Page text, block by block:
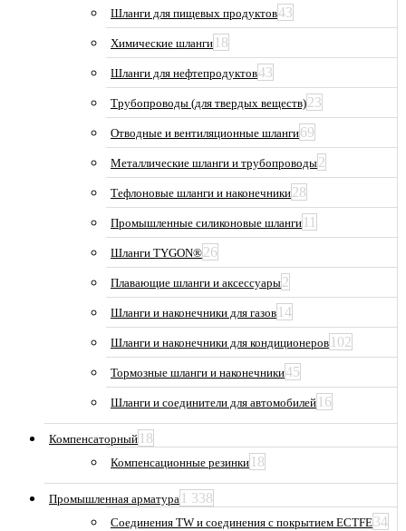
Шланги для пищевых продуктов43
Химические шланги 18
Шланги для нефтепродуктов43
Трубопроводы (для твердых веществ)23
Отводные и вентиляционные шланги69
Металлические шланги и трубопроводы2
Тефлоновые шланги и наконечники28
Промышленные силиконовые шланги 11
Шланги TYGON®26
Плавающие шланги и аксессуары2
Шланги и наконечники для газов 14
Шланги и наконечники для кондиционеров 102
Тормозные шланги и наконечники45
Шланги и соединители для автомобилей 16
Компенсаторный 18
Компенсационные резинки 18
Промышленная арматура 1 338
Соединения TW и соединения с покрытием ECTFE34